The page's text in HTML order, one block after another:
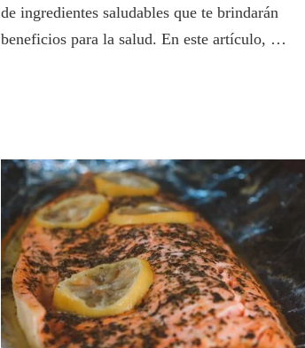
de ingredientes saludables que te brindarán
beneficios para la salud. En este artículo, …